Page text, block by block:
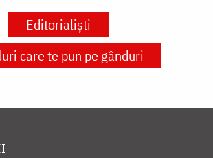
Editorialiști
care te pun pe gânduri